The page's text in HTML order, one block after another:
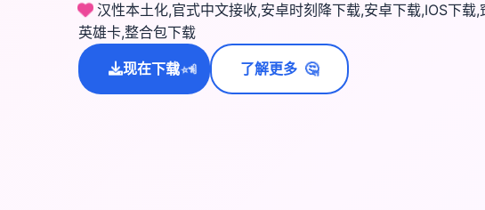
汉性本土化,官式中文接收,安卓时刻降下载,安卓下载,IOS下载
英雄卡,整合包下载
现在下载
✨⭐💫 了解更多 🤔